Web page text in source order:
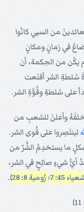
من السبي كانُوا
في زمانٍ ومكانٍ
يكُن من الحِكمة، أن
الشر أقنَعت
على سُلطةِ وقُوَّةِ الشر.
خلفَهُ وأعلنَ للشعبِ من
لينتَصِروا على قُوى الشر.
ما يستخدِمُ الشَّرّ من
أيُّ شيءٍ صالِحٍ في الشر،
45: 7 ؛ رُومية 8: 28 ).